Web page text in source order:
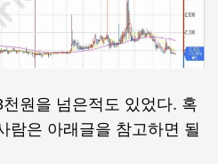
원을 넘은적도 있었다. 혹
람은 아래글을 참고하면 될